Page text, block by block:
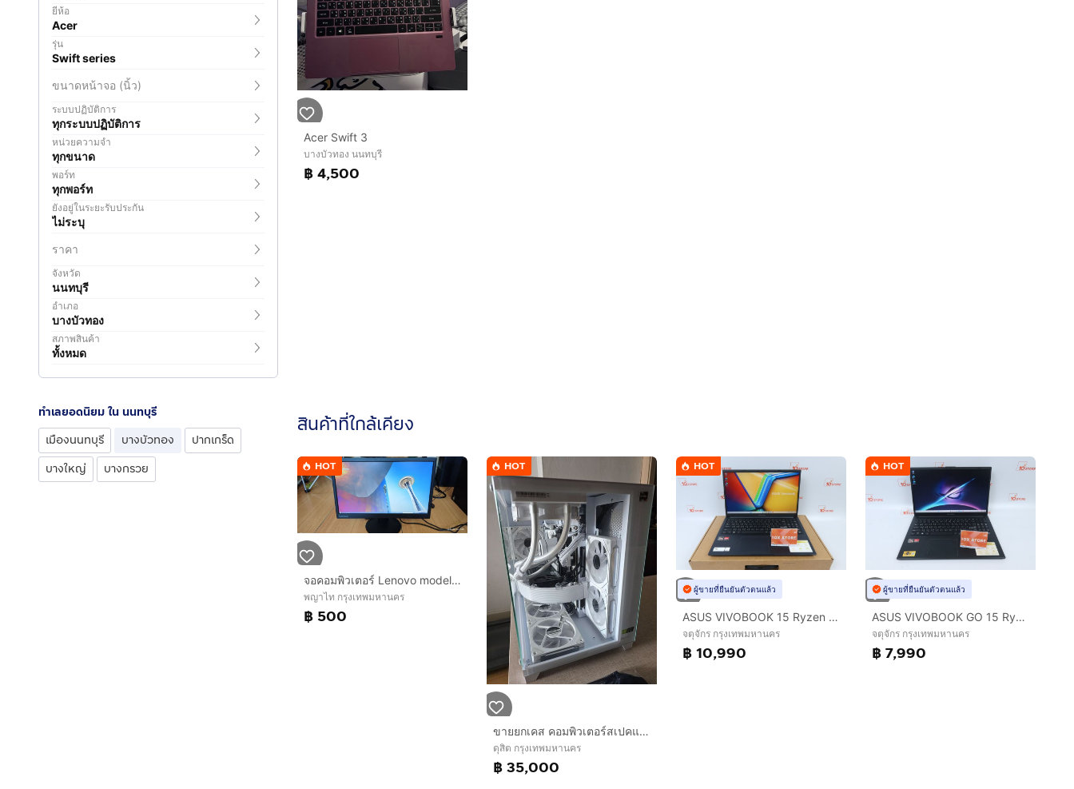
ยี่ห้อ
Acer
รุ่น
Swift series
ขนาดหน้าจอ (นิ้ว)
ระบบปฏิบัติการ
ทุกระบบปฏิบัติการ
หน่วยความจำ
ทุกขนาด
พอร์ท
ทุกพอร์ท
ยังอยู่ในระยะรับประกัน
ไม่ระบุ
ราคา
จังหวัด
นนทบุรี
อำเภอ
บางบัวทอง
สภาพสินค้า
ทั้งหมด
ทำเลยอดนิยม ใน นนทบุรี
เมืองนนทบุรี
บางบัวทอง
ปากเกร็ด
บางใหญ่
บางกรวย
Acer Swift 3
บางบัวทอง นนทบุรี
฿ 4,500
สินค้าที่ใกล้เคียง
HOT
จอคอมพิวเตอร์ Lenovo model 2215SD(ขายถูกสุดในทุกที่)
พญาไท กรุงเทพมหานคร
฿ 500
HOT
ขายยกเคส คอมพิวเตอร์สเปคแรง รับของเองครับ
ดุสิต กรุงเทพมหานคร
฿ 35,000
HOT
ผู้ขายที่ยืนยันตัวตนแล้ว
ASUS VIVOBOOK 15 Ryzen 7 5825U RAM16.512GB
จตุจักร กรุงเทพมหานคร
฿ 10,990
HOT
ผู้ขายที่ยืนยันตัวตนแล้ว
ASUS VIVOBOOK GO 15 Ryzen 5 7520U RAM8.512GB
จตุจักร กรุงเทพมหานคร
฿ 7,990